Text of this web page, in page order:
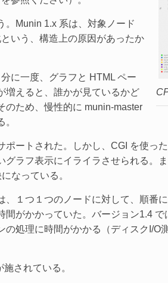
。Munin 1.x 系は、対象ノード
いう、構造上の原因があったか
に一度、グラフと HTML ペー
増えると、誰かが見ているかど
のため、慢性的に munin-master
ートされた。しかし、CGI を使っ
ラフ表示にイライラさせられる。
なっている。
１つ１つのノードに対して、順番
がかかっていた。バージョン1.4
処理に時間がかかる（ディスクI/O
されている。